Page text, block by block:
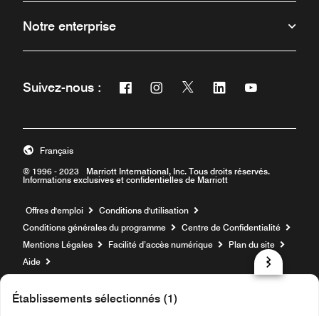
Établissements sélectionnés (1)
Notre enterprise
Suivez-nous : Facebook
Ouvre une nouvelle fenêtre
Instagram
Ouvre une nouvelle fenêtre
Twitter
Ouvre une nouvelle
Linkedin
Ouvre uneOuvre une
© 1996 - 2023 Marriott International, Inc. Tous droits réservés.
Informations exclusives et confidentielles de Marriott
Français
Offres d'emploi Ouvre une nouvelle fenêtre
Conditions d'utilisation
Conditions générales du programme
Centre de Confidentialité
Mentions Légales
Facilité d’accès numérique
Plan du site
Aide